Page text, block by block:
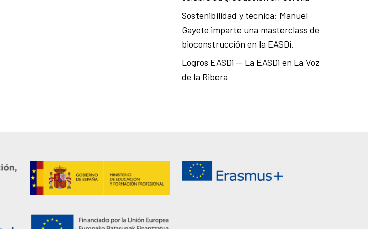
Sostenibilidad y técnica: Manuel
Gayete imparte una masterclass de
bioconstrucción en la EASDi.
Logros EASDi — La EASDi en La Voz
de la Ribera